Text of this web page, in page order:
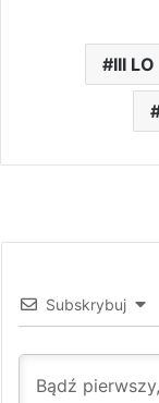
III LO
Subskrybuj